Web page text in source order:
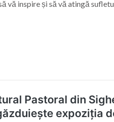
vă inspire și să vă atingă